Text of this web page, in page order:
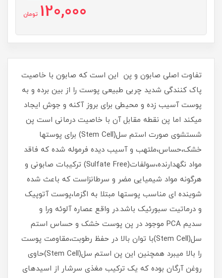
120,000 تومان
تفاوت اصلی صابون و پن این است که صابون با خاصیت
پاک کنندگی شدید چربی طبیعی پوست را از بین برده و به
پوست آسیب زده و محیطی برای بروز آکنه و جوش ایجاد
میکند اما پن نقطه مقابل آن با خاصیت درمانی است پن
شستشوی صورت استم سل(Stem Cell) برای پوستها
خشک،حساس،ملتهب و آسیب دیده فرموله شده که فاقد
مواد نگهدارنده،سولفات(Sulfate Free) ترکیبات صابونی و
هرگونه مواد شیمیایی مضر و سرطانزاست که باعث شده
شوینده ای مناسب پوستها مبتلا به اگزما،پوست آتوپیک
و درماتیت سبورئیک باشد.در واقع عصاره آلوئه ورا و
سدیم PCA موجود در پن پوست خشک و حساس استم
سل(Stem Cell)با توان بالا در حفظ رطوبت،مقاومت پوست
را بالا میبرد همچنین این پن استم سل(Stem Cell)حاوی
روغن آرگان بوده که یک ترکیب مغذی سرشار از اسیدهای